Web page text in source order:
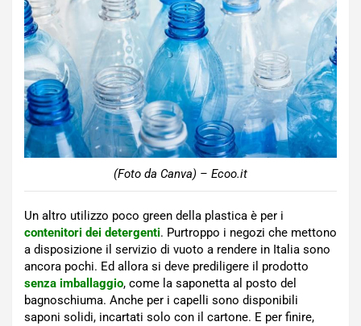
(Foto da Canva) – Ecoo.it
Un altro utilizzo poco green della plastica è per i
contenitori dei detergenti. Purtroppo i negozi che mettono
a disposizione il servizio di vuoto a rendere in Italia sono
ancora pochi. Ed allora si deve prediligere il prodotto
senza imballaggio, come la saponetta al posto del
bagnoschiuma. Anche per i capelli sono disponibili
saponi solidi, incartati solo con il cartone. E per finire,